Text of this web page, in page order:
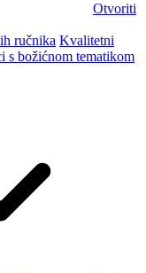
Otvoriti
ručnika Kvalitetni
s božićnom tematikom